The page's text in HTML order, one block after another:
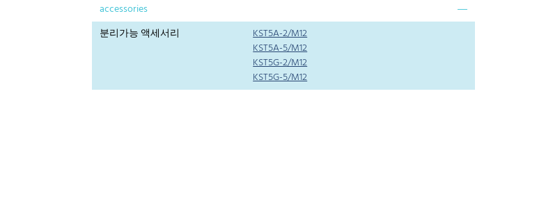
accessories
분리가능 액세서리
KST5A-2/M12
KST5A-5/M12
KST5G-2/M12
KST5G-5/M12